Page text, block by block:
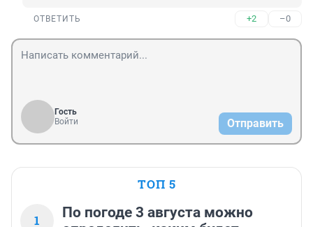
ОТВЕТИТЬ +2 –0
Гость
Войти
Отправить
ТОП 5
1
По погоде 3 августа можно